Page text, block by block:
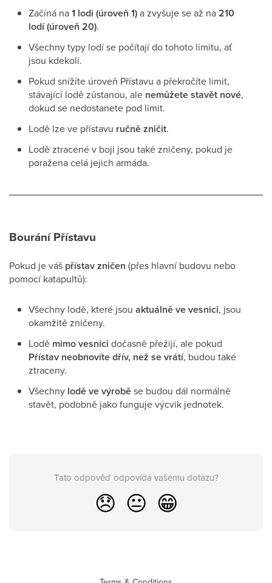
Začíná na1 lodi (úroveň 1)a zvyšuje se až na210
lodí (úroveň 20).
Všechny typy lodí se počítají do tohoto limitu, ať
jsou kdekoli.
Pokud snížíte úroveň Přístavu a překročíte limit,
stávající lodě zůstanou, ale nemůžete stavět nové,
dokud se nedostanete pod limit.
Lodě lze ve přístavu ručně zničit.
Lodě ztracené v boji jsou také zničeny, pokud je
poražena celá jejich armáda.
Bourání Přístavu
Pokud je váš přístav zničen (přes hlavní budovu nebo
pomocí katapultů):
Všechny lodě, které jsou aktuálně ve vesnici, jsou
okamžitě zničeny.
Lodě mimo vesnici dočasně přežijí, ale pokud
Přístav neobnovíte dřív, než se vrátí, budou také
ztraceny.
Všechny lodě ve výroběse budou dál normálně
stavět, podobně jako funguje výcvik jednotek.
Tato odpověď odpovídá vašemu dotazu?
😞 😐 😁